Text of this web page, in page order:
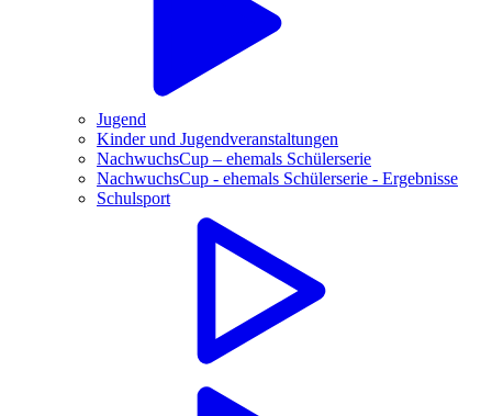
Jugend
Kinder und Jugendveranstaltungen
NachwuchsCup – ehemals Schülerserie
NachwuchsCup - ehemals Schülerserie - Ergebnisse
Schulsport